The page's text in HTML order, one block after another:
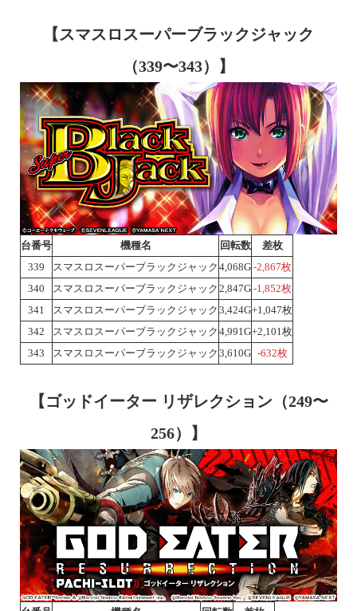
【スマスロスーパーブラックジャック
（339〜343）】
台番号 機種名 回転数
差枚
339
スマスロスーパーブラックジャック 4,068G -2,867枚
340
スマスロスーパーブラックジャック 2,847G -1,852枚
341
スマスロスーパーブラックジャック 3,424G+1,047枚
342
スマスロスーパーブラックジャック 4,991G+2,101枚
343
スマスロスーパーブラックジャック 3,610G -632枚
【ゴッドイーター リザレクション（249〜
256）】